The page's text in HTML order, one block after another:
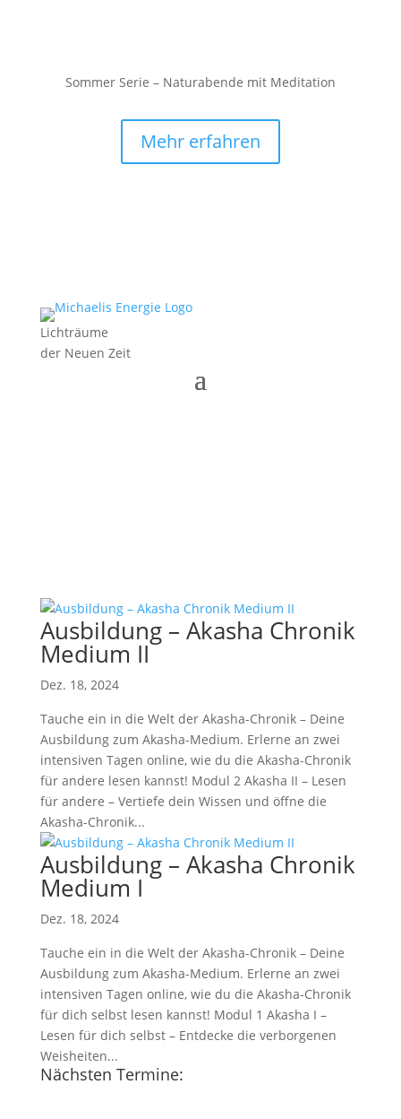
Sommer Serie – Naturabende mit Meditation
Mehr erfahren
Lichträume
der Neuen Zeit
Ausbildung – Akasha Chronik
Medium II
Dez. 18, 2024
Tauche ein in die Welt der Akasha-Chronik – Deine
Ausbildung zum Akasha-Medium. Erlerne an zwei
intensiven Tagen online, wie du die Akasha-Chronik
für andere lesen kannst! Modul 2 Akasha II – Lesen
für andere – Vertiefe dein Wissen und öffne die
Akasha-Chronik...
Ausbildung – Akasha Chronik
Medium I
Dez. 18, 2024
Tauche ein in die Welt der Akasha-Chronik – Deine
Ausbildung zum Akasha-Medium. Erlerne an zwei
intensiven Tagen online, wie du die Akasha-Chronik
für dich selbst lesen kannst! Modul 1 Akasha I –
Lesen für dich selbst – Entdecke die verborgenen
Weisheiten...
Nächsten Termine: